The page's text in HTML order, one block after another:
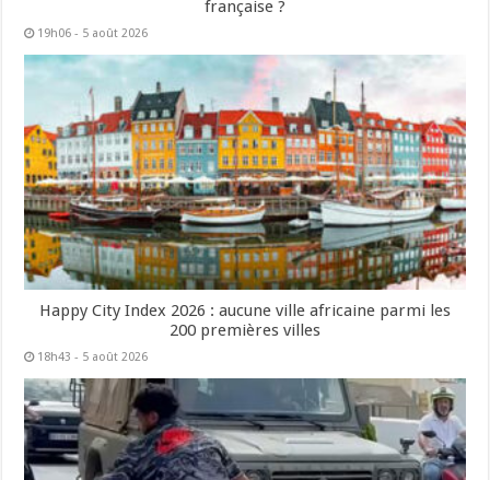
française ?
19h06 - 5 août 2026
Happy City Index 2026 : aucune ville africaine parmi les
200 premières villes
18h43 - 5 août 2026